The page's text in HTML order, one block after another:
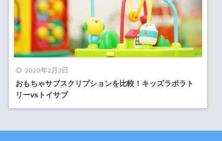
2020年2月2日
おもちゃサブスクリプションを比較！キッズラボラト
リーvsトイサブ